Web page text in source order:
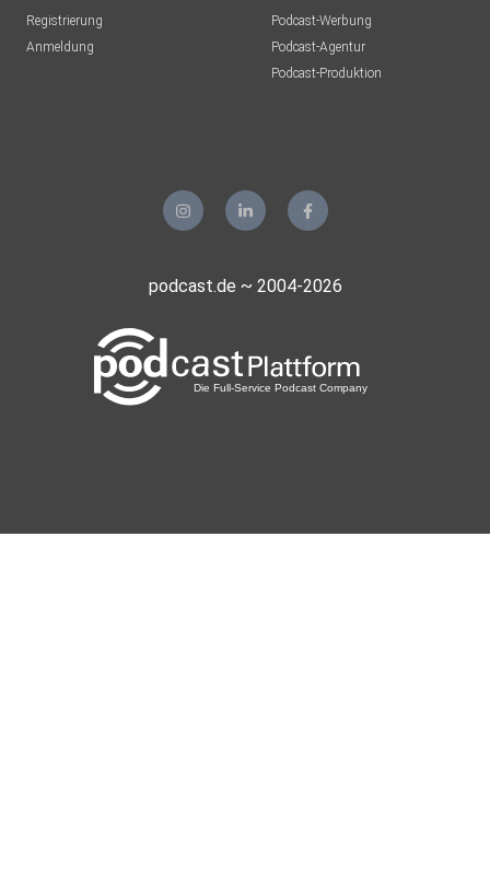
Registrierung
Anmeldung
Podcast-Werbung
Podcast-Agentur
Podcast-Produktion
podcast.de ~ 2004-2026